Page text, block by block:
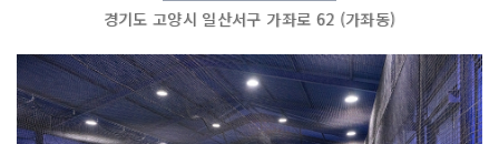
경기도 고양시 일산서구 가좌로 62 (가좌동)